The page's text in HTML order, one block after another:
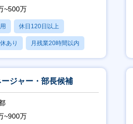
~500万
休日120日以上
あり 月残業20時間以内
ジャー・部長候補
~900万